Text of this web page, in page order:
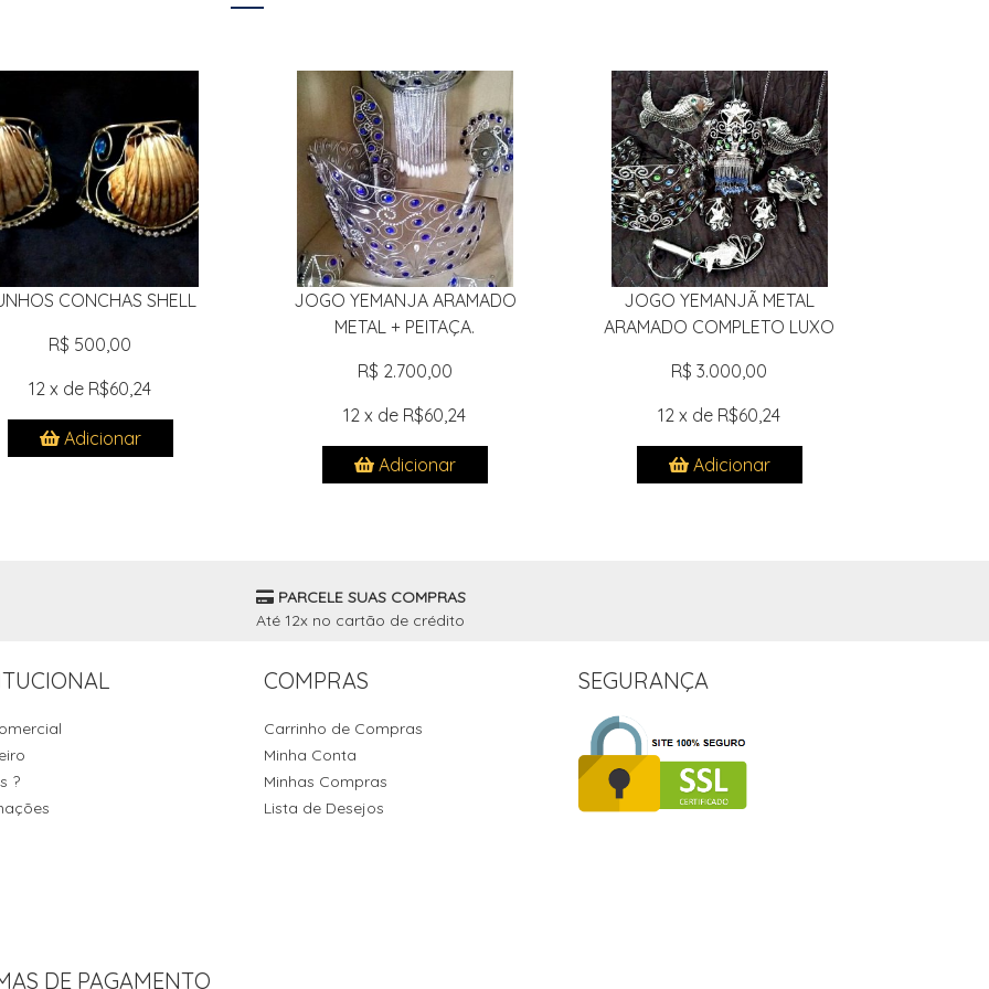
CONCHAS SHELL
R$ 500,00
12 x de R$60,24
Adicionar
JOGO YEMANJA ARAMADO
METAL + PEITAÇA.
R$ 2.700,00
12 x de R$60,24
Adicionar
JOGO YEMANJÃ METAL
ARAMADO COMPLETO LUXO
R$ 3.000,00
12 x de R$60,24
Adicionar
PARCELE SUAS COMPRAS
Até 12x no cartão de crédito
?
COMPRAS
Carrinho de Compras
Minha Conta
Minhas Compras
Lista de Desejos
SEGURANÇA
DE PAGAMENTO